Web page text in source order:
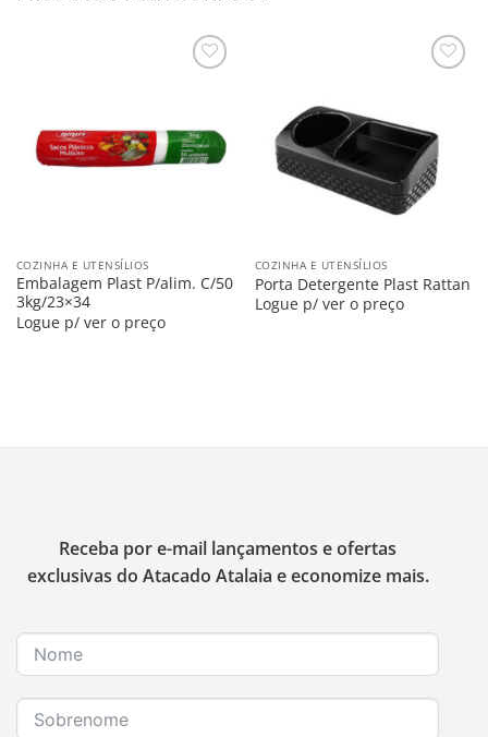
COZINHA E UTENSÍLIOS
Embalagem Plast P/alim. C/50
3kg/23×34
Logue p/ ver o preço
COZINHA E UTENSÍLIOS
Porta Detergente Plast Rattan
Logue p/ ver o preço
Receba por e-mail lançamentos e ofertas
exclusivas do Atacado Atalaia e economize mais.